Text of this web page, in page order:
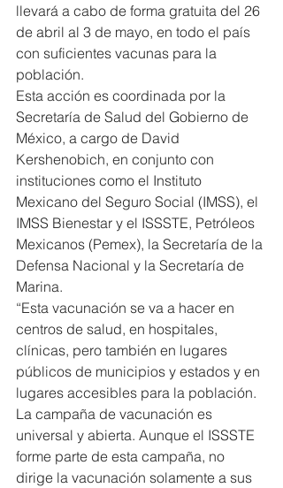
llevará a cabo de forma gratuita del 26
de abril al 3 de mayo, en todo el país
con suficientes vacunas para la
población.
Esta acción es coordinada por la
Secretaría de Salud del Gobierno de
México, a cargo de David
Kershenobich, en conjunto con
instituciones como el Instituto
Mexicano del Seguro Social (IMSS), el
IMSS Bienestar y el ISSSTE, Petróleos
Mexicanos (Pemex), la Secretaría de la
Defensa Nacional y la Secretaría de
Marina.
“Esta vacunación se va a hacer en
centros de salud, en hospitales,
clínicas, pero también en lugares
públicos de municipios y estados y en
lugares accesibles para la población.
La campaña de vacunación es
universal y abierta. Aunque el ISSSTE
forme parte de esta campaña, no
dirige la vacunación solamente a sus